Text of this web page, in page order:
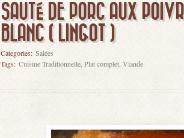
SAUTÉ DE PORC AUX
BLANC ( LINGOT )
Categories: Salées
Tags: Cuisine Traditionnelle Plat complet Viande